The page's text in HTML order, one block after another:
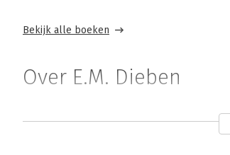
Bekijk alle boeken
Over E.M. Dieben